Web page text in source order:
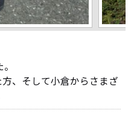
、そして小倉からさまざ